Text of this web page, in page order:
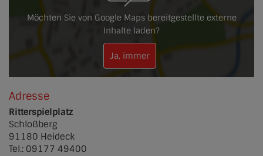
Möchten Sie von Google Maps bereitgestellte externe
Inhalte laden?
Ja, immer
Adresse
Ritterspielplatz
Schloßberg
91180 Heideck
Tel.: 09177 49400